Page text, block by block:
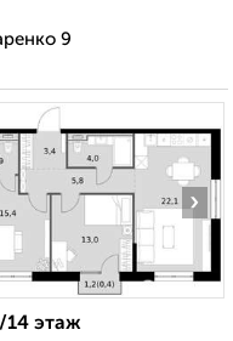
9
›
14 этаж